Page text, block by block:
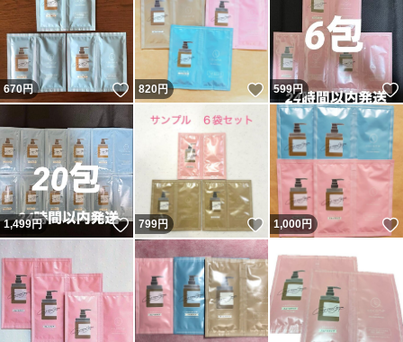
670円 いいね！
820円 いいね！
599円
1,499円 いいね！
799円 いいね！
1,000円